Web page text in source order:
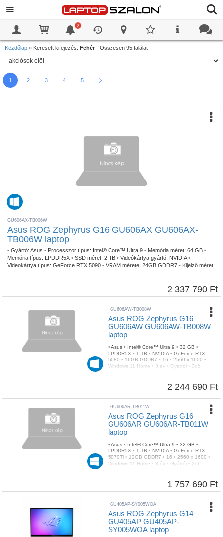
2
Kezdőlap » Keresett kifejezés: Fehér Összesen 95 találat
1 2 3 4 5
GU606AX-TB006W
Asus ROG Zephyrus G16 GU606AX GU606AX-
TB006W laptop
• Gyártó: Asus • Processzor típus: Intel® Core™ Ultra 9 • Memória méret: 64 GB •
Memória típus: LPDDR5X • SSD méret: 2 TB • Videókártya gyártó: NVIDIA •
Videokártya típus: GeForce RTX 5090 • VRAM mérete: 24GB GDDR7 • Kijelző méret:
2 337 790 Ft
GU606AW-TB008W
Asus ROG Zephyrus G16
GU606AW GU606AW-TB008W
laptop
• Asus • Intel® Core™ Ultra 9 • 32 GB •
LPDDR5X • 1 TB • NVIDIA • GeForce RTX
5080 • 16GB GDDR7 • 16 • 2560 x 1600 •
Windows 11 Home • 3 év • Gyártói • 2db
2 244 690 Ft
GU606AR-TB011W
Asus ROG Zephyrus G16
GU606AR GU606AR-TB011W
laptop
• Asus • Intel® Core™ Ultra 9 • 32 GB •
LPDDR5X • 1 TB • NVIDIA • GeForce RTX
5070Ti • 12GB GDDR7 • 16 • 2560 x 1600 •
Windows 11 Home • 3 év • Gyártói • 2db
1 757 690 Ft
GU405AP-SY005WOA
Asus ROG Zephyrus G14
GU405AP GU405AP-
SY005WOA laptop